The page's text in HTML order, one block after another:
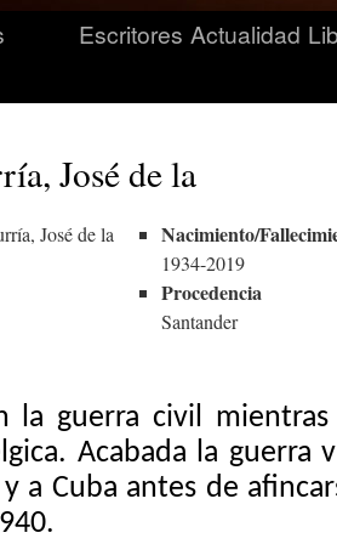
Escritores Actualidad
José de la
Nacimiento/
1934-2019
Procedencia
Santander
la guerra civil
Acabada la guerra
y a Cuba antes de